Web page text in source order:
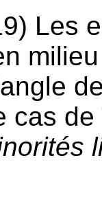
Les
cas